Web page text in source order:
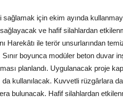
için ekim ayında
ve hafif silahlardan
Harekâtı ile terör unsurlarından
boyunca modüler beton duvar
planlandı. Uygulanacak proje
kullanılacak. Kuvvetli rüzgârlara
bulunacak. Hafif silahlardan